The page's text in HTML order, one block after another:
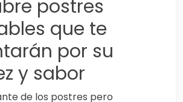
postres
que te
por su
y sabor
de los postres pero